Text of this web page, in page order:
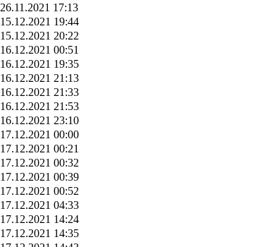
26.11.2021 17:13
15.12.2021 19:44
15.12.2021 20:22
16.12.2021 00:51
16.12.2021 19:35
16.12.2021 21:13
16.12.2021 21:33
16.12.2021 21:53
16.12.2021 23:10
17.12.2021 00:00
17.12.2021 00:21
17.12.2021 00:32
17.12.2021 00:39
17.12.2021 00:52
17.12.2021 04:33
17.12.2021 14:24
17.12.2021 14:35